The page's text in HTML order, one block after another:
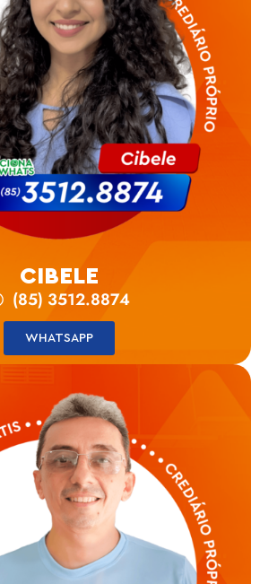
CIBELE
(85) 3512.8874
WHATSAPP